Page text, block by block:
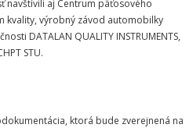
navštívili aj Centrum päťosového
kvality, výrobný závod automobilky
DATALAN QUALITY INSTRUMENTS,
STU.
ktorá bude zverejnená na